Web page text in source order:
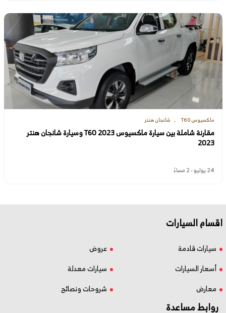
ماكسيوس T60 شانجان هنتر
مقارنة شاملة بين سيارة ماكسيوس T60 2023 وسيارة شانجان هنتر
2023
24 يوليو - 2 مساءً
اقسام السيارات
سيارات قادمة
عروض
أسعار السيارات
سيارات معدلة
معارض
شروحات ونصائح
روابط مساعدة